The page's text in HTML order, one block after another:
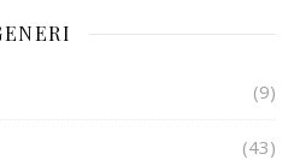
(9)
(43)